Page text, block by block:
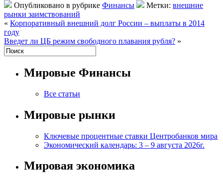
Опубликовано в рубрике Финансы Метки: внешние
рынки заимствований
« Корпоративный внешний долг России – выплаты в 2014
году
Введет ли ЦБ режим свободного плавания рубля? »
Мировые Финансы
Все статьи
Мировые рынки
Ключевые процентные ставки Центробанков мира
Экономический календарь: 3 – 9 августа 2026г.
Мировая экономика